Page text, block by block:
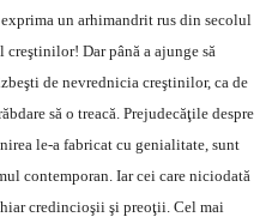
un arhimandrit rus din secolul
creştinilor! Dar până a ajunge să
de nevrednicia creştinilor, ca de
să o treacă. Prejudecăţile despre
le-a fabricat cu genialitate, sunt
contemporan. Iar cei care niciodată
credincioşii şi preoţii. Cel mai